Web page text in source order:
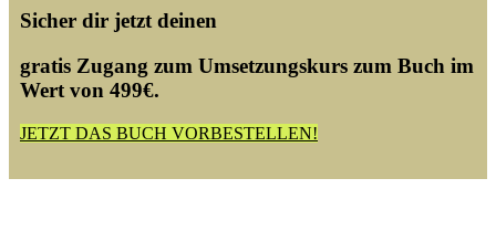
Sicher dir jetzt deinen
gratis Zugang zum Umsetzungskurs zum Buch im
Wert von 499€.
JETZT DAS BUCH VORBESTELLEN!